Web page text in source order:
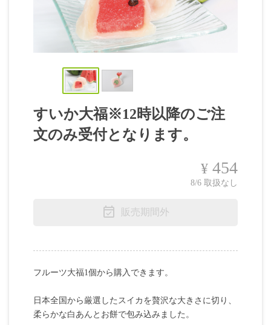
すいか大福※12時以降のご注
文のみ受付となります。
¥ 454
8/6 取扱なし
販売期間外
フルーツ大福1個から購入できます。
日本全国から厳選したスイカを贅沢な大きさに切り、
柔らかな白あんとお餅で包み込みました。